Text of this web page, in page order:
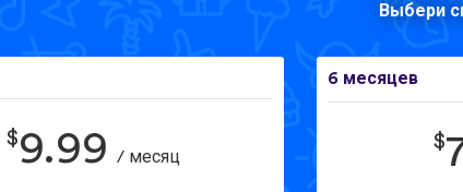
Выбери
$9.99 / месяц
6 месяцев
$